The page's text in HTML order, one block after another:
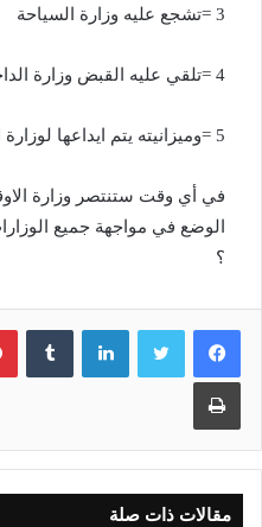
3 =تشجع عليه وزارة السياحة
4 =تلقي عليه القبض وزارة الداخلية
5 =وميزانيته يتم ايداعها لوزارة المالية
في أي وقت ستنتصر وزارة
الوضع في مواجهة جميع
؟
لينكدإن
طباعة
مقالات ذات صلة